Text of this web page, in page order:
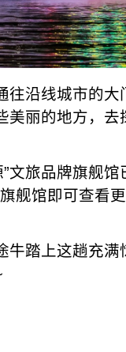
往沿线城市的
美丽的地方，
文旅品牌旗舰
舰馆即可查看
牛踏上这趟充